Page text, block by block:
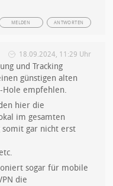
ANTWORTEN
MELDEN
18.09.2024, 11:29 Uhr
und Tracking
günstigen alten
Hole empfehlen.
hier die
im gesamten
somit gar nicht erst
sogar für mobile
die